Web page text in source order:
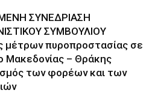
ΣΥΝΕΔΡΙΑΣΗ
ΣΥΜΒΟΥΛΙΟΥ
μέτρων πυροπροστασίας σε
Μακεδονίας – Θράκης
των φορέων και των